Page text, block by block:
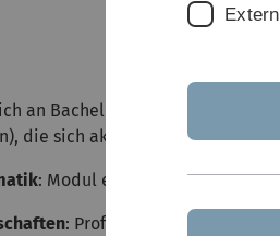
an Bachelor-Studierende
die sich aktuell im 4./5./6.
: Modul eignet sich als
: Profil